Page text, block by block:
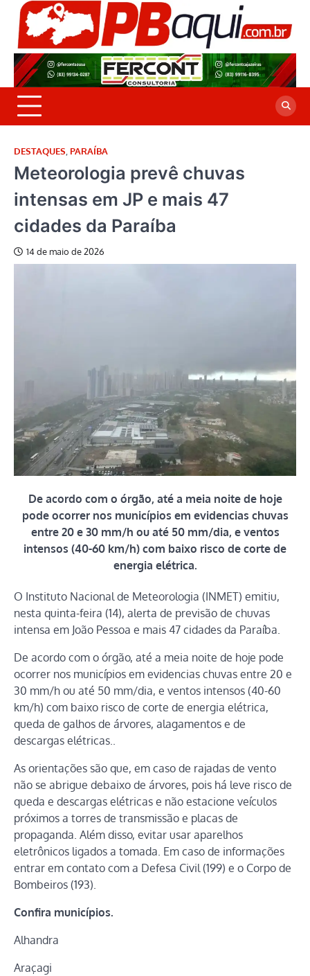
Skip
content
DESTAQUES PARAÍBA
Meteorologia prevê chuvas
intensas em JP e mais 47
cidades da Paraíba
14 de maio de 2026
De acordo com o órgão, até a meia noite de hoje
pode ocorrer nos municípios em evidencias chuvas
entre 20 e 30 mm/h ou até 50 mm/dia, e ventos
intensos (40-60 km/h) com baixo risco de corte de
energia elétrica.
O Instituto Nacional de Meteorologia (INMET) emitiu,
nesta quinta-feira (14), alerta de previsão de chuvas
intensa em João Pessoa e mais 47 cidades da Paraíba.
De acordo com o órgão, até a meia noite de hoje pode
ocorrer nos municípios em evidencias chuvas entre 20 e
30 mm/h ou até 50 mm/dia, e ventos intensos (40-60
km/h) com baixo risco de corte de energia elétrica,
queda de galhos de árvores, alagamentos e de
descargas elétricas..
As orientações são que, em caso de rajadas de vento
não se abrigue debaixo de árvores, pois há leve risco de
queda e descargas elétricas e não estacione veículos
próximos a torres de transmissão e placas de
propaganda. Além disso, evitar usar aparelhos
eletrônicos ligados a tomada. Em caso de informações
entrar em contato com a Defesa Civil (199) e o Corpo de
Bombeiros (193).
Confira municípios.
Alhandra
Araçagi